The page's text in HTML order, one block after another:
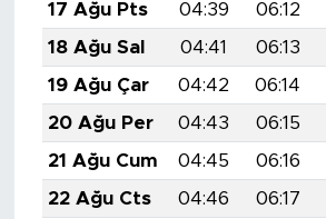
17 Ağu Pts
04:39 06:12
18 Ağu Sal
04:41 06:13
19 Ağu Çar
04:42 06:14
20 Ağu Per
04:43 06:15
21 Ağu Cum
04:45 06:16
22 Ağu Cts
04:46 06:17